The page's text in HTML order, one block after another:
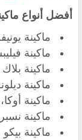
أفضل أنواع
ماكينة يونيفر، بسعر
ماكينة فيليبس، بسعر
ماكينة بلاك ديكر،
ماكينة ديلونجي،
ماكينة أوكا، بسعر
ماكينة نسبريسو،
ماكينة بيكو